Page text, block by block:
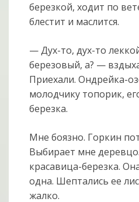
березкой, ходит по
блестит и маслится.
— Дух-то, дух-то
березовый, а? —
Приехали. Ондрейка-
молодчику топорик,
березка.
Мне боязно. Горкин
Выбирает мне
красавица-березка.
одна. Шептались ее
жалко.